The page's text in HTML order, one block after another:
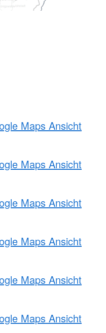
Maps Ansicht
Maps Ansicht
Maps Ansicht
Maps Ansicht
Maps Ansicht
Maps Ansicht